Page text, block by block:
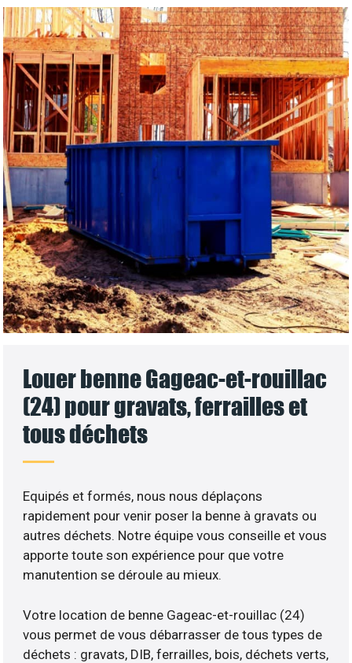
Louer benne Gageac-et-rouillac
(24) pour gravats, ferrailles et
tous déchets
Equipés et formés, nous nous déplaçons
rapidement pour venir poser la benne à gravats ou
autres déchets. Notre équipe vous conseille et vous
apporte toute son expérience pour que votre
manutention se déroule au mieux.
Votre location de benne Gageac-et-rouillac (24)
vous permet de vous débarrasser de tous types de
déchets : gravats, DIB, ferrailles, bois, déchets verts,